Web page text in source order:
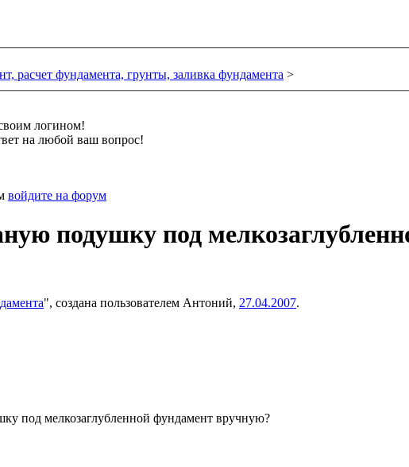
расчет фундамента, грунты, заливка фундамента >
логином!
на любой ваш вопрос!
войдите на форум
подушку под
", создана пользователем Антоний, 27.04.2007.
под мелкозаглубленной фундамент вручную?